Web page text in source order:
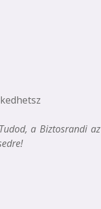
Tudod, a Biztosrandi az